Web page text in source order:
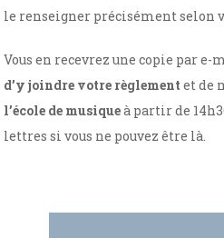
le renseigner précisément selon
Vous en recevrez une copie par e-
d’y joindre votre règlement et de
l’école de musiqueà partir de
lettres si vous ne pouvez être là.